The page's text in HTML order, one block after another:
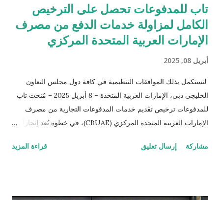
تاب للمدفوعات تحصل على الترخيص
الكامل لمزاولة خدمات الدفع من مصرف
الإمارات العربية المتحدة المركزي
أبريل 08, 2025
لتستكمل بذلك الموافقات التنظيمية في كافة دول مجلس التعاون
الخليجي دبي، الإمارات العربية المتحدة – 8 أبريل 2025 – مُنحت تاب
للمدفوعات ترخيص تقديم خدمات المدفوعات التجارية من مصرف
الإمارات العربية المتحدة المركزي (CBUAE)، في خطوة تُعد إنجازاً
تاب للمدفوعات جميع الموافقات التنظيمية والتراخيص المطلوبة في
مشاركة إرسال تعليق قراءة المزيد